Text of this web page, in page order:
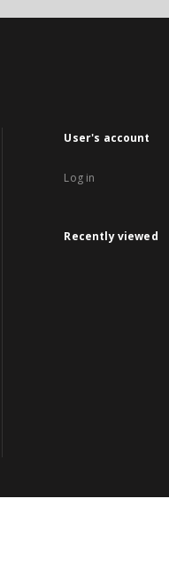
User's account
Log in
Recently viewed